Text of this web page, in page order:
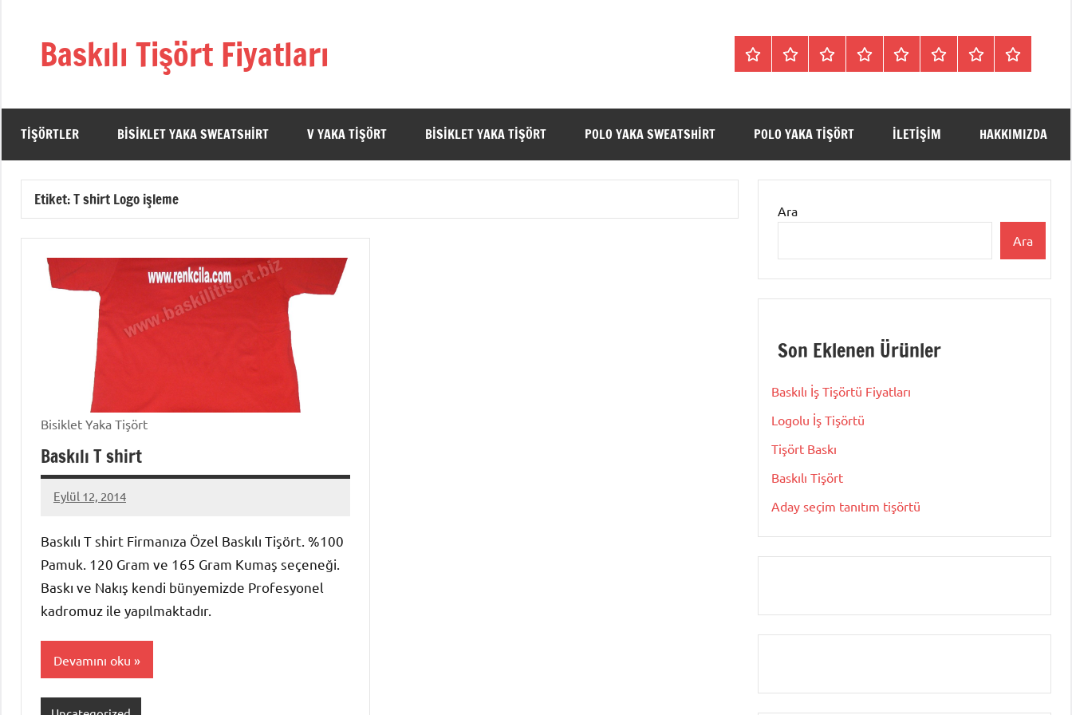
Baskılı Tişört Fiyatları TişörtlerBisiklet
SweatShirt
V
Tişört
Bisiklet
Tişört
Polo
Sweatshirt
Polo
Tişört
iletişimHakkımızda
TIŞÖRTLER BISIKLET YAKA SWEATSHIRT V YAKA TIŞÖRT BISIKLET YAKA TIŞÖRT POLO YAKA SWEATSHIRT POLO YAKA TIŞÖRT ILETIŞIM HAKKIMIZDA
Etiket:T shirt Logo işleme
Bisiklet Yaka Tişört
Baskılı T shirt
Eylül 12, 2014
metindonmez
Baskılı T shirt Firmanıza Özel Baskılı Tişört. %100
Pamuk. 120 Gram ve 165 Gram Kumaş seçeneği.
Baskı ve Nakış kendi bünyemizde Profesyonel
kadromuz ile yapılmaktadır.
Devamını oku
Ara
Ara
Son Eklenen Ürünler
Baskılı İş Tişörtü Fiyatları
Logolu İş Tişörtü
Tişört Baskı
Baskılı Tişört
Aday seçim tanıtım tişörtü